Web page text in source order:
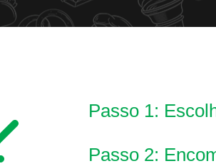
Passo 1:
Passo 2: